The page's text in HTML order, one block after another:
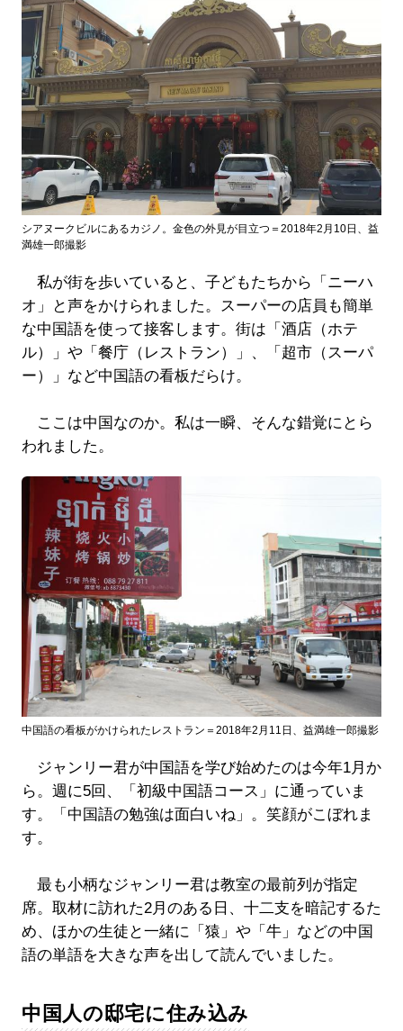
シアヌークビルにあるカジノ。金色の外見が目立つ＝2018年2月10日、益
満雄一郎撮影
私が街を歩いていると、子どもたちから「ニーハ
オ」と声をかけられました。スーパーの店員も簡単
な中国語を使って接客します。街は「酒店（ホテ
ル）」や「餐庁（レストラン）」、「超市（スーパ
ー）」など中国語の看板だらけ。
ここは中国なのか。私は一瞬、そんな錯覚にとら
われました。
中国語の看板がかけられたレストラン＝2018年2月11日、益満雄一郎撮影
ジャンリー君が中国語を学び始めたのは今年1月か
ら。週に5回、「初級中国語コース」に通っていま
す。「中国語の勉強は面白いね」。笑顔がこぼれま
す。
最も小柄なジャンリー君は教室の最前列が指定
席。取材に訪れた2月のある日、十二支を暗記するた
め、ほかの生徒と一緒に「猿」や「牛」などの中国
語の単語を大きな声を出して読んでいました。
中国人の邸宅に住み込み